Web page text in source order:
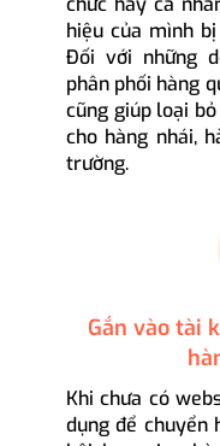
hiệu của mình
Đối với những
phân phối hàng
cũng giúp loại
cho hàng nhái,
trường.
Gắn vào tài
Khi chưa có
dụng để chuyển